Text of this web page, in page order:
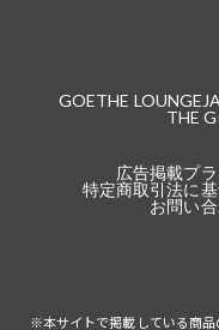
GOETHE LOUNGE
THE
広告掲載プ
特定商取引法に
お問い
※本サイトで掲載している商